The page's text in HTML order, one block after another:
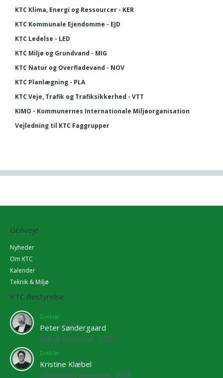
KTC Klima, Energi og Ressourcer - KER
KTC Kommunale Ejendomme - EJD
KTC Ledelse - LED
KTC Miljø og Grundvand - MIG
KTC Natur og Overfladevand - NOV
KTC Planlægning - PLA
KTC Veje, Trafik og Trafiksikkerhed - VTT
KIMO - Kommunernes Internationale Miljøorganisation
Vejledning til KTC Faggrupper
Genveje
Nyheder
Om KTC
Kalender
Teknik & Miljø
KTC Bestyrelse
Direktør
Peter Søndergaard
Solrød Kommune - 5272
Direktør
Kristine Klæbel
Albertslund Kommune - 2673